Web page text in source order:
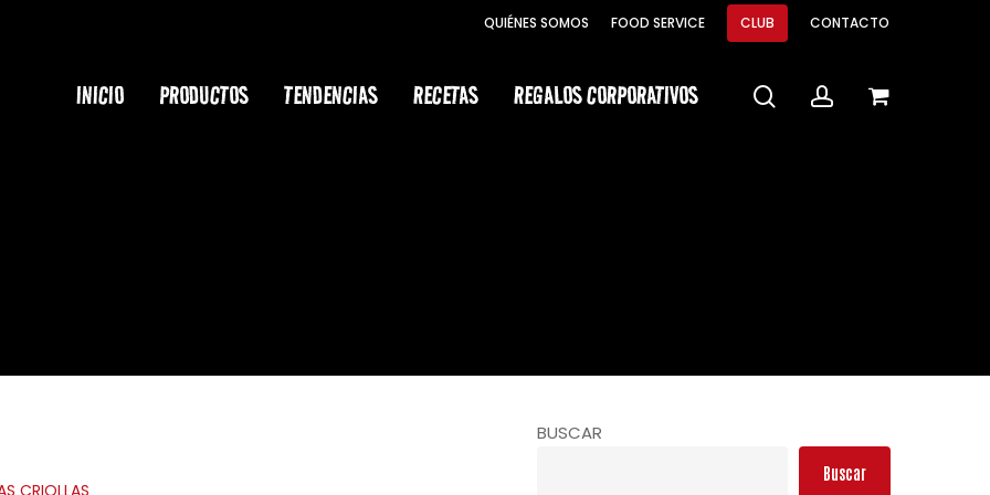
QUIÉNES SOMOS FOOD SERVICE CLUB CONTACTO
INICIO PRODUCTOS TENDENCIAS RECETAS REGALOS CORPORATIVOS searchaccount
BUSCAR
Buscar